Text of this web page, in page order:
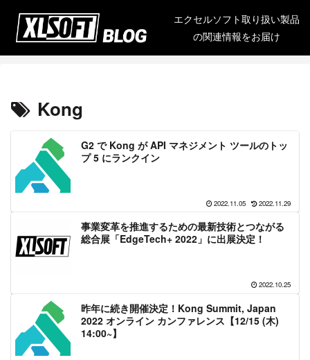
エクセルソフト取り扱い製品
の関連情報をお届け
Kong
G2 で Kong が API マネジメント ツールのトッ
プ 5 にランクイン
2022.11.05 2022.11.29
事業変革を推進するための最新技術とつながる
総合展「EdgeTech+ 2022」に出展決定！
2022.10.25
昨年に続き開催決定！Kong Summit, Japan
2022 オンライン カンファレンス【12/15 (木)
14:00~】